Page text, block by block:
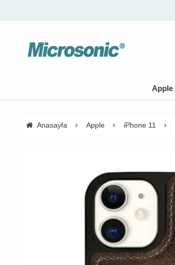
Apple
Anasayfa Apple iPhone 11